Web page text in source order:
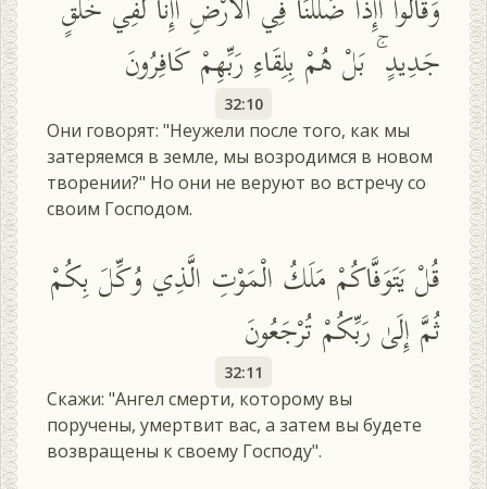
جَدِيدٍ ۚ بَلْ هُمْ بِلِقَاءِ رَبِّهِمْ كَافِرُونَ
32:10
Они говорят: "Неужели после того, как мы
затеряемся в земле, мы возродимся в новом
творении?" Но они не веруют во встречу со
своим Господом.
قُلْ يَتَوَفَّاكُمْ مَلَكُ الْمَوْتِ الَّذِي وُكِّلَ بِكُمْ
ثُمَّ إِلَىٰ رَبِّكُمْ تُرْجَعُونَ
32:11
Скажи: "Ангел смерти, которому вы
поручены, умертвит вас, а затем вы будете
возвращены к своему Господу".